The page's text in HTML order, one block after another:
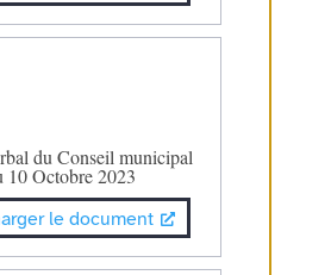
du Conseil municipal
10 Octobre 2023
le document